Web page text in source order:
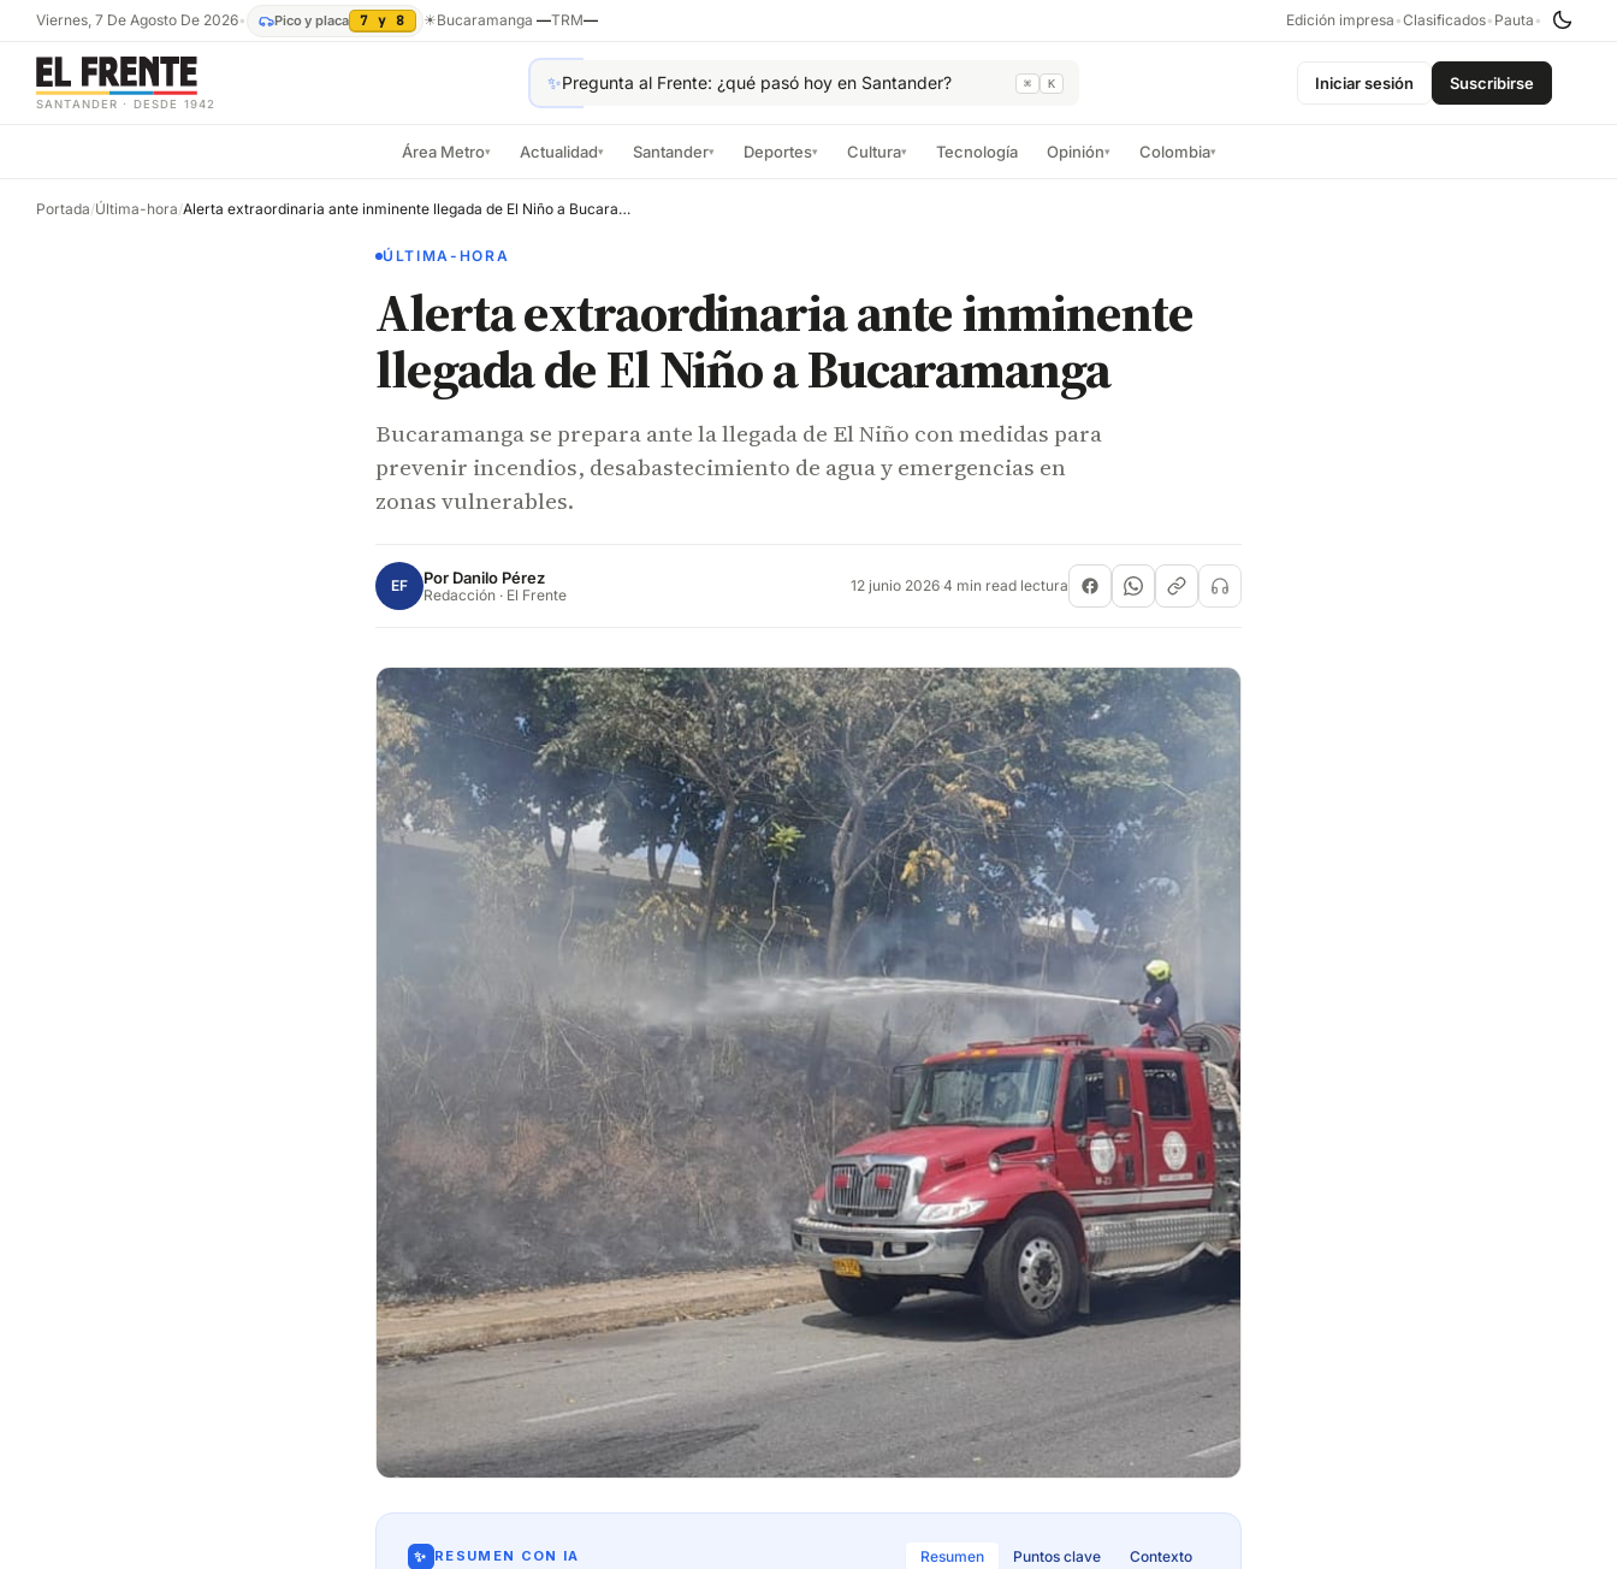
Viernes, 7 De Agosto De 2026• Pico y placa 7 y 8 ☀Bucaramanga —TRM— Edición impresa •Clasificados• Pauta •
SANTANDER · DESDE 1942
✨Pregunta al Frente: ¿qué pasó hoy en Santander? ⌘ K Iniciar sesión Suscribirse
Área Metro▾ Actualidad▾ Santander▾ Deportes▾ Cultura▾ Tecnología Opinión▾ Colombia▾
Portada/Última-hora/ Alerta extraordinaria ante inminente llegada de El Niño a Bucaramanga
ÚLTIMA-HORA
Alerta extraordinaria ante inminente
llegada de El Niño a Bucaramanga
Bucaramanga se prepara ante la llegada de El Niño con medidas para
prevenir incendios, desabastecimiento de agua y emergencias en
zonas vulnerables.
EF Por Danilo Pérez
Redacción · El Frente 12 junio 2026·4 min read lectura
✨ RESUMEN CON IA Resumen Puntos clave Contexto